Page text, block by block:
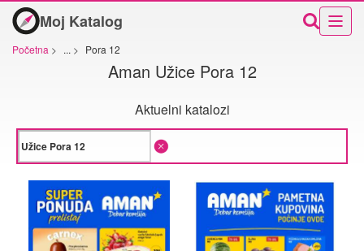
Moj Katalog
Početna > ... > Pora 12
Aman Užice Pora 12
Aktuelni katalozi